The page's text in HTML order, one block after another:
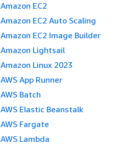
Amazon EC2
Amazon EC2 Auto Scaling
Amazon EC2 Image Builder
Amazon Lightsail
Amazon Linux 2023
AWS App Runner
AWS Batch
AWS Elastic Beanstalk
AWS Fargate
AWS Lambda